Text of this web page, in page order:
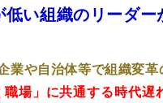
低い組織のリーダ
や自治体等で組織変革
職場」に共通する時代遅